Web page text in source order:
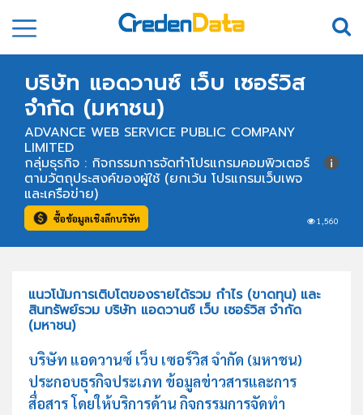
บริษัท แอดวานซ์ เว็บ เซอร์วิส
จำกัด (มหาชน)
ADVANCE WEB SERVICE PUBLIC COMPANY
LIMITED
1,560
กลุ่มธุรกิจ : กิจกรรมการจัดทำโปรแกรมคอมพิวเตอร์
ตามวัตถุประสงค์ของผู้ใช้ (ยกเว้น โปรแกรมเว็บเพจ
และเครือข่าย)
ซื้อข้อมูลเชิงลึกบริษัท
แนวโน้มการเติบโตของรายได้รวม กำไร (ขาดทุน) และ
สินทรัพย์รวม บริษัท แอดวานซ์ เว็บ เซอร์วิส จำกัด
(มหาชน)
บริษัท แอดวานซ์ เว็บ เซอร์วิส จำกัด (มหาชน)
ประกอบธุรกิจประเภท ข้อมูลข่าวสารและการ
สื่อสาร โดยให้บริการด้าน กิจกรรมการจัดทำ